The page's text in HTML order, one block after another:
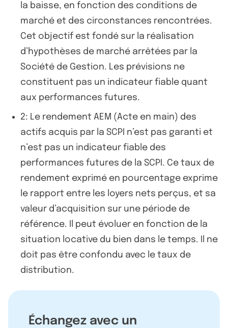
la baisse, en fonction des conditions de
marché et des circonstances rencontrées.
Cet objectif est fondé sur la réalisation
d’hypothèses de marché arrêtées par la
Société de Gestion. Les prévisions ne
constituent pas un indicateur fiable quant
aux performances futures.
2: Le rendement AEM (Acte en main) des
actifs acquis par la SCPI n’est pas garanti et
n’est pas un indicateur fiable des
performances futures de la SCPI. Ce taux de
rendement exprimé en pourcentage exprime
le rapport entre les loyers nets perçus, et sa
valeur d’acquisition sur une période de
référence. Il peut évoluer en fonction de la
situation locative du bien dans le temps. Il ne
doit pas être confondu avec le taux de
distribution.
Échangez avec un